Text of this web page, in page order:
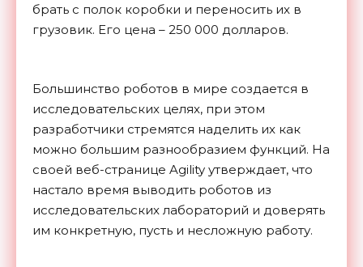
брать с полок коробки и переносить их в
грузовик. Его цена – 250 000 долларов.
Большинство роботов в мире создается в
исследовательских целях, при этом
разработчики стремятся наделить их как
можно большим разнообразием функций. На
своей веб-странице Agility утверждает, что
настало время выводить роботов из
исследовательских лабораторий и доверять
им конкретную, пусть и несложную работу.